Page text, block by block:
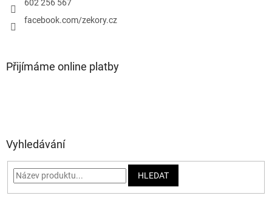
602 256 567
facebook.com/zekory.cz
Přijímáme online platby
Vyhledávání
HLEDAT